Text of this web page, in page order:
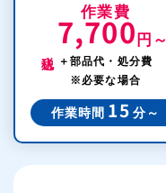
作業費
7,700 円～
＋部品代・処分費
※必要な場合
作業時間 15 分～